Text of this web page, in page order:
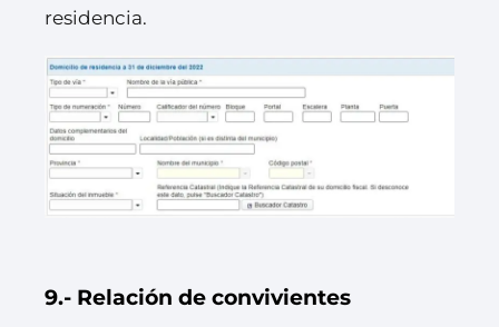
residencia.
9.- Relación de convivientes